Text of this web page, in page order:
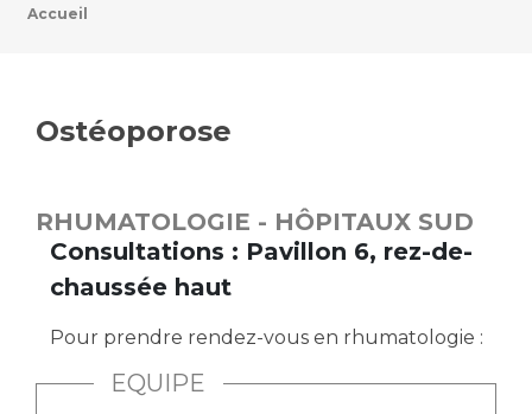
Tarifs
Vous allez être hospitalisé(e)
Vous avez un examen d'imagerie ou de radiologie
Vous avez une analyse à réaliser
Vous venez en consultation
myaphm, votre espace santé en ligne
Infos COVID-19
Emploi / formation
Emplois administratifs
Emplois médicaux
Espace Formation
Étudiants hospitaliers
Emplois divers
Accueil
Ostéoporose
RHUMATOLOGIE - HÔPITAUX SUD
Consultations : Pavillon 6, rez-de-
chaussée haut
Pour prendre rendez-vous en rhumatologie :
EQUIPE